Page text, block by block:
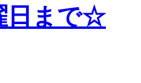
日まで☆